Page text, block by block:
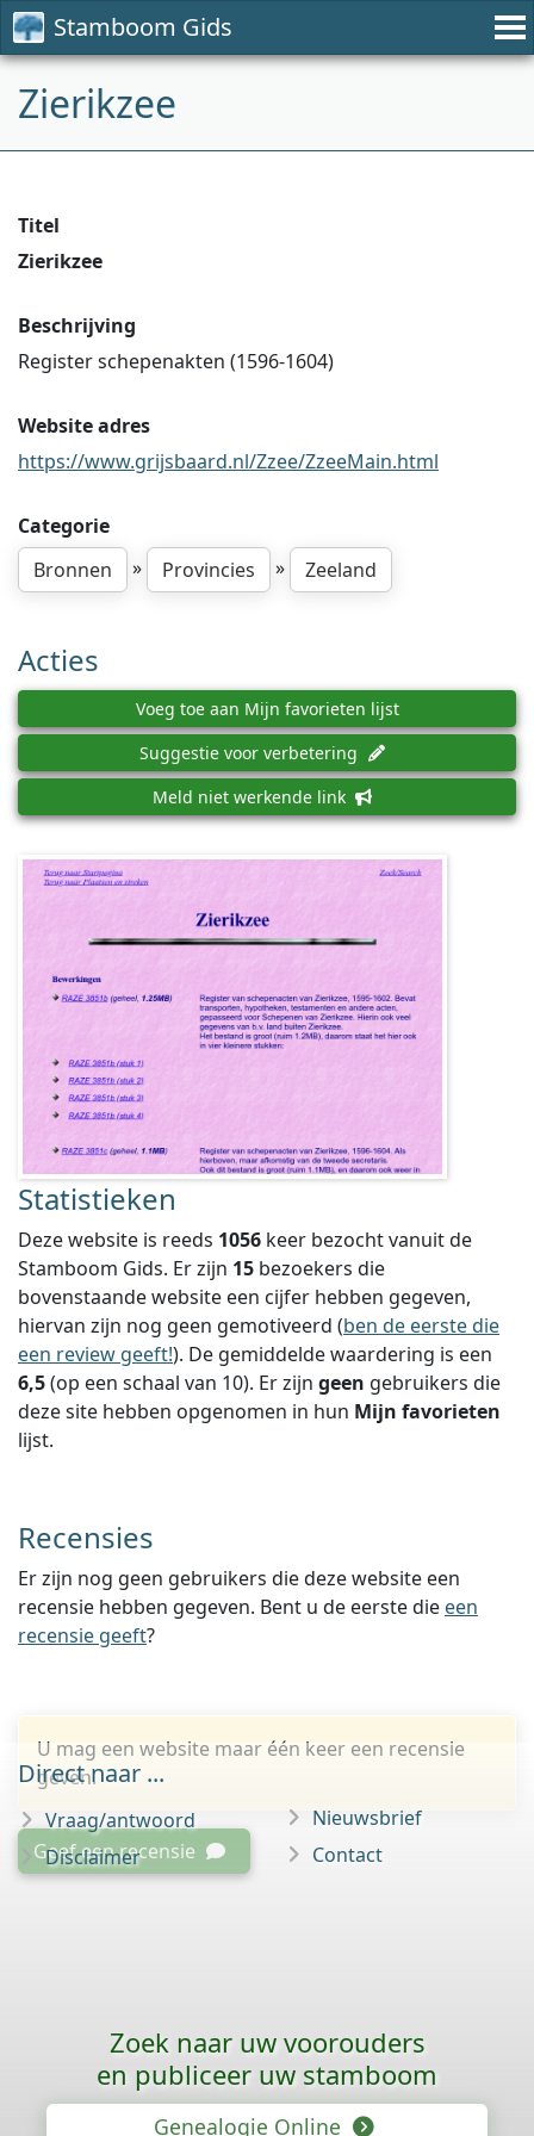
Stamboom Gids
Zierikzee
Titel
Zierikzee
Beschrijving
Register schepenakten (1596-1604)
Website adres
https://www.grijsbaard.nl/Zzee/ZzeeMain.html
Categorie
Bronnen
» Provincies » Zeeland
Acties
Voeg toe aan Mijn favorieten lijst
Suggestie voor verbetering
Meld niet werkende link
Statistieken
Deze website is reeds 1056 keer bezocht vanuit de
Stamboom Gids. Er zijn 15 bezoekers die
bovenstaande website een cijfer hebben gegeven,
hiervan zijn nog geen gemotiveerd (ben de eerste die
een review geeft!). De gemiddelde waardering is een
6,5(op een schaal van 10). Er zijn geen gebruikers die
deze site hebben opgenomen in hun Mijn favorieten
lijst.
Recensies
Er zijn nog geen gebruikers die deze website een
recensie hebben gegeven. Bent u de eerste die een
recensie geeft?
U mag een website maar één keer een recensie
geven.
Geef een recensie
Direct naar ...
Vraag/antwoord
Disclaimer
Nieuwsbrief
Contact
Zoek naar uw voorouders
en publiceer uw stamboom
Genealogie Online